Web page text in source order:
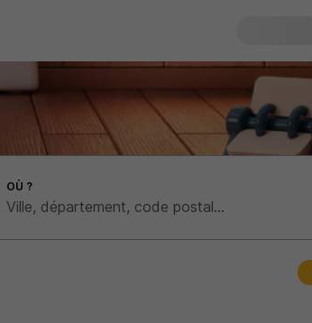
OÙ ?